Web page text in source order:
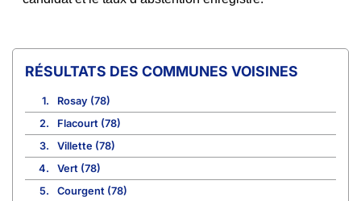
COMMUNES VOISINES
1.
Rosay (78)
2.
Flacourt (78)
3.
Villette (78)
4.
Vert (78)
5.
Courgent (78)